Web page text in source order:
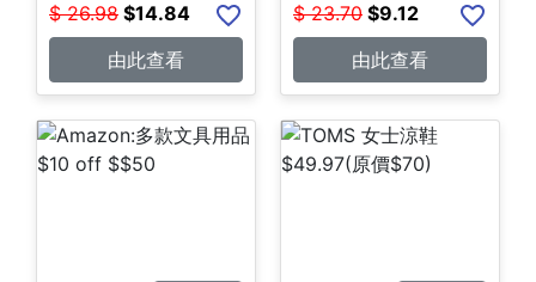
$ 26.98 $14.84
由此查看
$ 23.70 $9.12
由此查看